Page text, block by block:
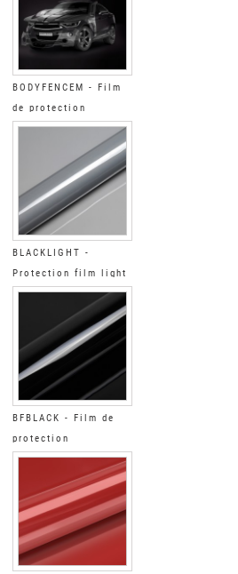
BODYFENCEM - Film
de protection
automobile Mat
BLACKLIGHT -
Protection film light
grey Gloss
BFBLACK - Film de
protection
automobile Brillant
noir opaque